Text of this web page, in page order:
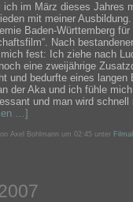
ich im März dieses Jahres
mit meiner
Baden-Württemberg
Nach
fest: Ich ziehe nach
eine zweijährige
und bedurfte eines
der Aka und ich fühle
und man wird
…]
Axel Bohlmann um 02:45 unter